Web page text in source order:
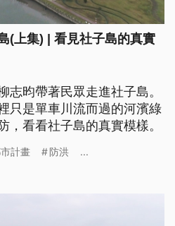
(上集) | 看見社子島的真實
志昀帶著民眾走進社子島。
只是單車川流而過的河濱綠
，看看社子島的真實模樣。
計畫 防洪 ...